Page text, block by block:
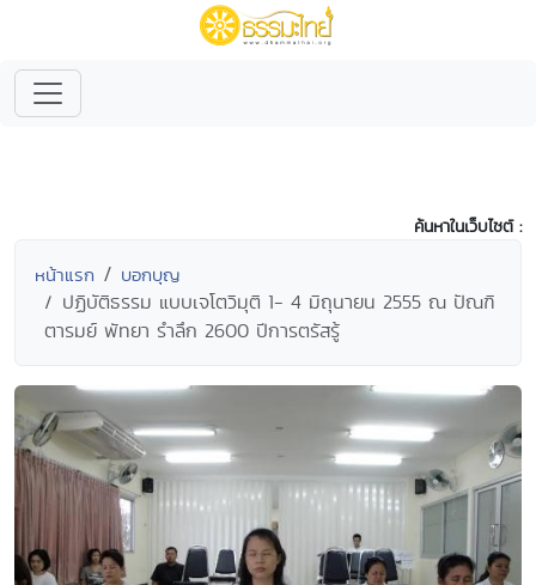
ค้นหาในเว็บไซต์ :
หน้าแรก บอกบุญ
ปฏิบัติธรรม แบบเจโตวิมุติ 1- 4 มิถุนายน 2555 ณ ปัณฑิ
ตารมย์ พัทยา รำลึก 2600 ปีการตรัสรู้